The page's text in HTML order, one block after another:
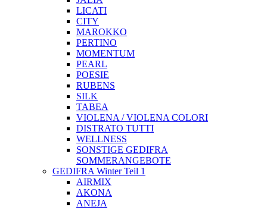
LICATI
CITY
MAROKKO
PERTINO
MOMENTUM
PEARL
POESIE
RUBENS
SILK
TABEA
VIOLENA / VIOLENA COLORI
DISTRATO TUTTI
WELLNESS
SONSTIGE GEDIFRA
SOMMERANGEBOTE
GEDIFRA Winter Teil 1
AIRMIX
AKONA
ANEJA